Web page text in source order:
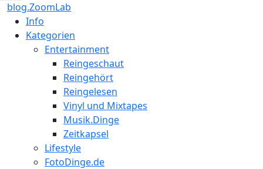
blog.ZoomLab
ZoomLab
//
Info
Kategorien
Entertainment
Reingeschaut
Reingehört
Reingelesen
Vinyl und Mixtapes
Musik.Dinge
Zeitkapsel
Lifestyle
FotoDinge.de